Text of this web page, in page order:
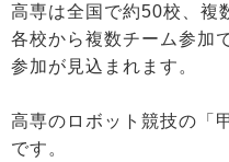
高専は全国で約50校、複
各校から複数チーム参加
参加が見込まれます。
高専のロボット競技の「
です。